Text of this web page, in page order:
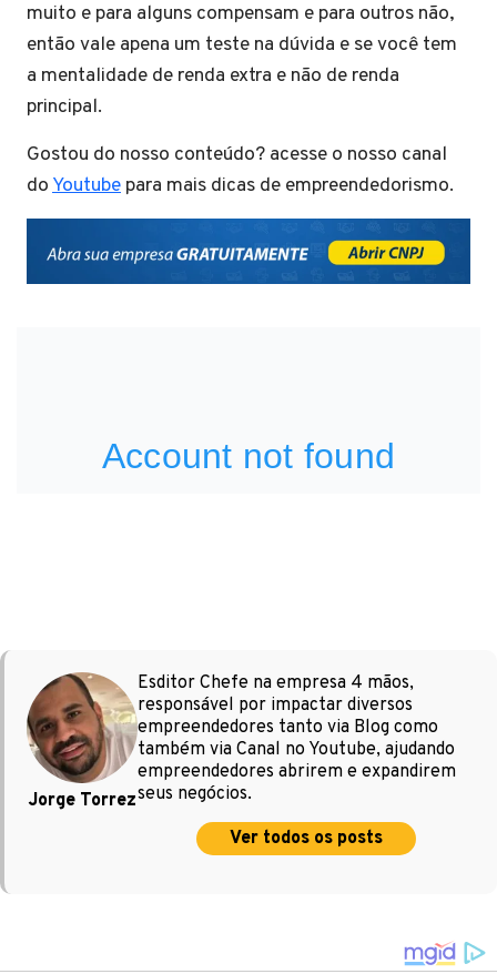
muito e para alguns compensam e para outros não,
então vale apena um teste na dúvida e se você tem
a mentalidade de renda extra e não de renda
principal.
Gostou do nosso conteúdo? acesse o nosso canal
doYoutube para mais dicas de empreendedorismo.
Jorge Torrez
Esditor Chefe na empresa 4 mãos,
responsável por impactar diversos
empreendedores tanto via Blog como
também via Canal no Youtube, ajudando
empreendedores abrirem e expandirem
seus negócios.
Ver todos os posts